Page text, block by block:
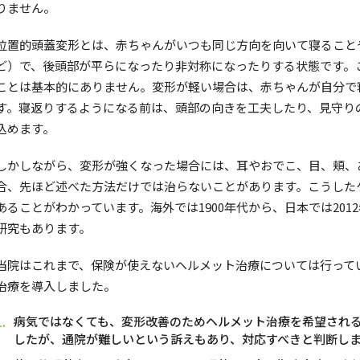
ません。
置的頭蓋変形とは、赤ちゃんがいつも同じ方向を向いて寝るこ
）で、後頭部が平らになったり非対称になったりする状態です
とは基本的にありません。変形が軽い場合は、赤ちゃんが自分
。寝返りするようになる前は、頭部の向きを工夫したり、見守
めます。
かしながら、変形が強くなった場合には、耳やおでこ、目、頬
、先ほど述べた方法だけでは治らないことがあります。こうし
ることがわかっています。海外では1900年代から、日本では
究もあります。
院はこれまで、保険が使えないヘルメット治療については行っ
療を導入しました。
病気ではなくても、変形改善のためヘルメット治療を希望され
したが、通院が難しいという訴えもあり、対応すべきと判断し